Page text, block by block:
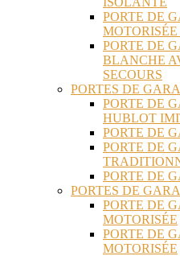
PORTE DE
PORTE DE
BLANCHE
SECOURS
PORTES DE
PORTE DE
HUBLOT
PORTE DE
PORTE DE
PORTE DE
PORTES DE
PORTE DE
MOTORISÉE
PORTE DE
MOTORISÉE